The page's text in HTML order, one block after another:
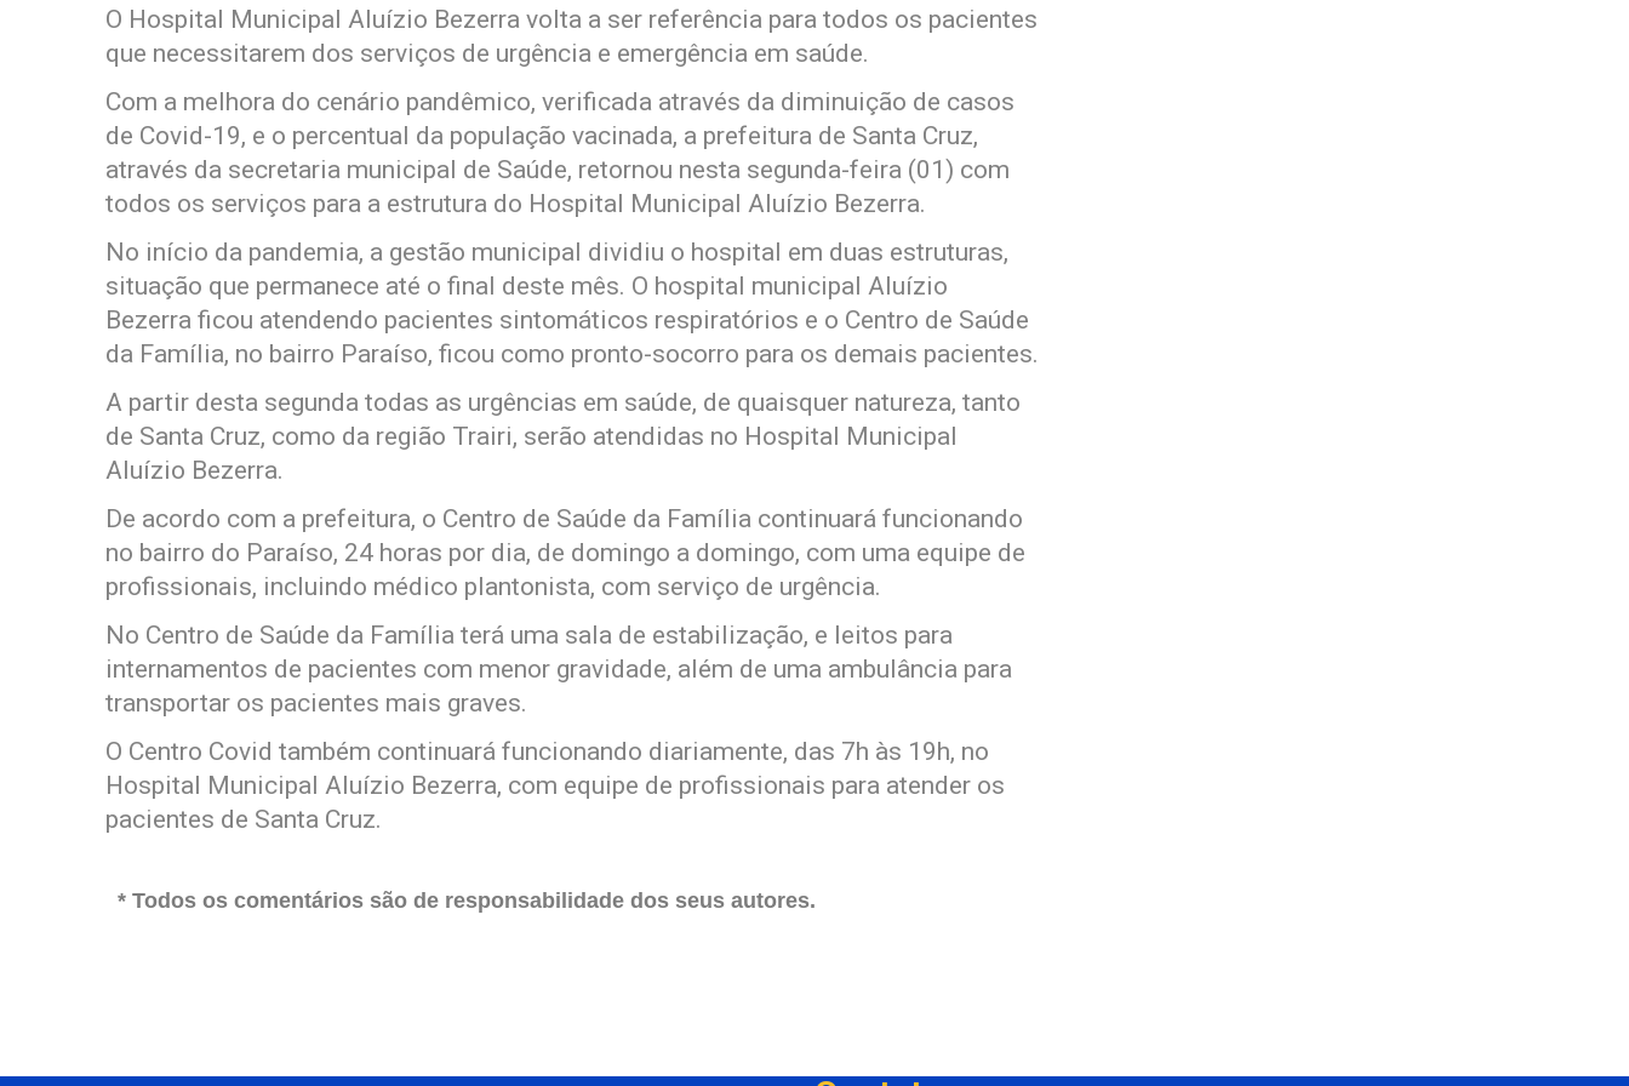
O Hospital Municipal Aluízio Bezerra volta a ser referência para todos os pacientes
que necessitarem dos serviços de urgência e emergência em saúde.
Com a melhora do cenário pandêmico, verificada através da diminuição de casos
de Covid-19, e o percentual da população vacinada, a prefeitura de Santa Cruz,
através da secretaria municipal de Saúde, retornou nesta segunda-feira (01) com
todos os serviços para a estrutura do Hospital Municipal Aluízio Bezerra.
No início da pandemia, a gestão municipal dividiu o hospital em duas estruturas,
situação que permanece até o final deste mês. O hospital municipal Aluízio
Bezerra ficou atendendo pacientes sintomáticos respiratórios e o Centro de Saúde
da Família, no bairro Paraíso, ficou como pronto-socorro para os demais pacientes.
A partir desta segunda todas as urgências em saúde, de quaisquer natureza, tanto
de Santa Cruz, como da região Trairi, serão atendidas no Hospital Municipal
Aluízio Bezerra.
De acordo com a prefeitura, o Centro de Saúde da Família continuará funcionando
no bairro do Paraíso, 24 horas por dia, de domingo a domingo, com uma equipe de
profissionais, incluindo médico plantonista, com serviço de urgência.
No Centro de Saúde da Família terá uma sala de estabilização, e leitos para
internamentos de pacientes com menor gravidade, além de uma ambulância para
transportar os pacientes mais graves.
O Centro Covid também continuará funcionando diariamente, das 7h às 19h, no
Hospital Municipal Aluízio Bezerra, com equipe de profissionais para atender os
pacientes de Santa Cruz.
* Todos os comentários são de responsabilidade dos seus autores.